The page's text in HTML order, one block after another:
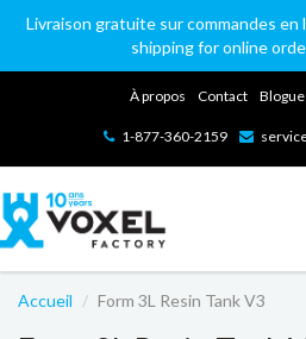
Livraison gratuite sur commandes en
shipping for online
À propos Contact
1-877-360-2159
Accueil Form 3L Resin Tank V3